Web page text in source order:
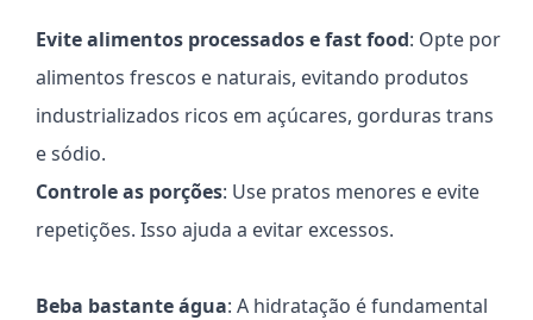
Evite alimentos processados e fast food: Opte por
alimentos frescos e naturais, evitando produtos
industrializados ricos em açúcares, gorduras trans
e sódio.
Controle as porções: Use pratos menores e evite
repetições. Isso ajuda a evitar excessos.
Beba bastante água: A hidratação é fundamental